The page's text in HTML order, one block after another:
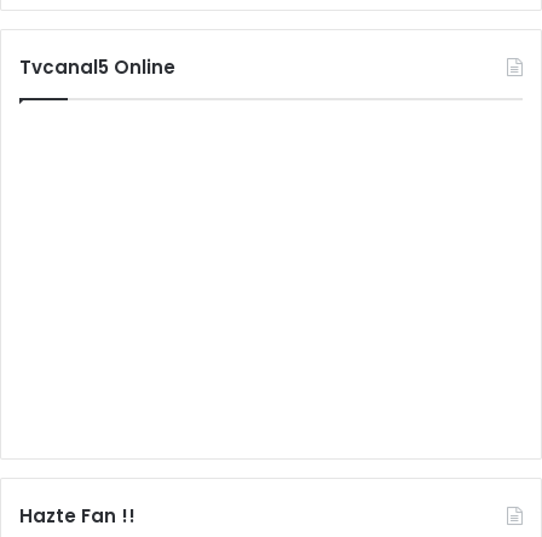
Tvcanal5 Online
Hazte Fan !!